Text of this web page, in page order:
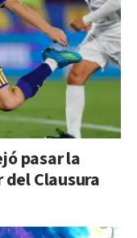
pasar la
Clausura